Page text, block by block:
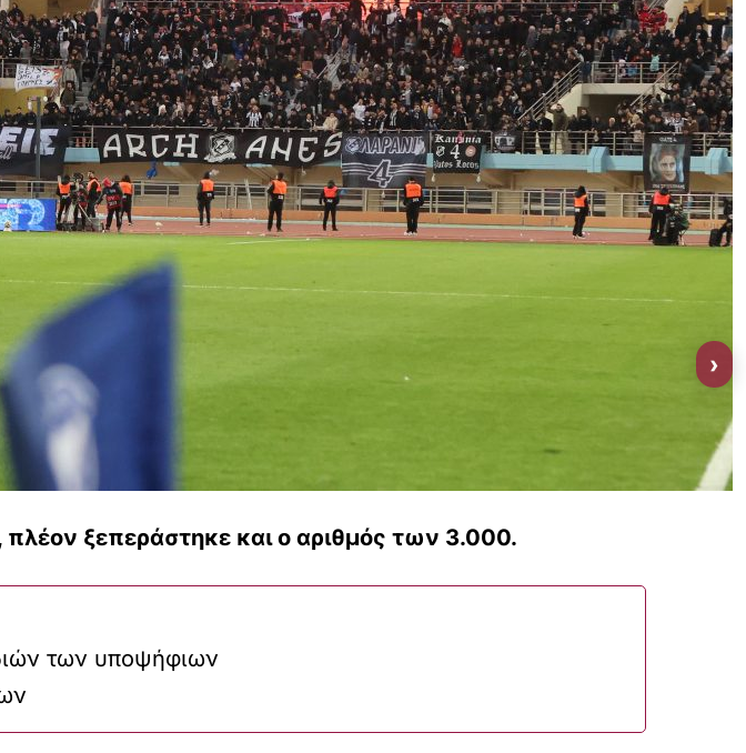
πλέον ξεπεράστηκε και ο αριθμός των 3.000.
των υποψήφιων
›